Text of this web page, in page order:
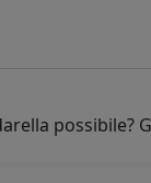
possibile?